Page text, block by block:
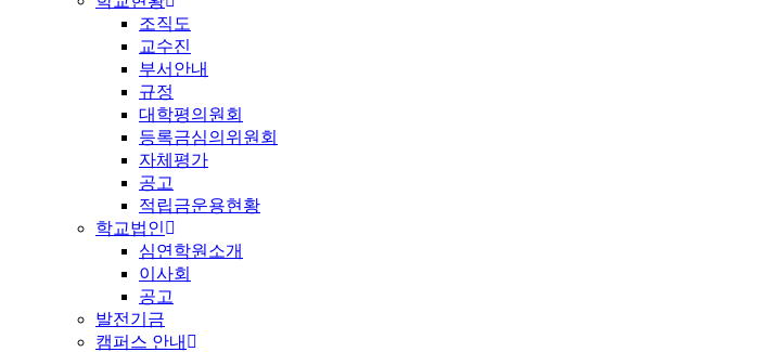
조직도
교수진
부서안내
규정
대학평의원회
등록금심의위원회
자체평가
공고
적립금운용현황
학교법인
심연학원소개
이사회
공고
발전기금
캠퍼스 안내